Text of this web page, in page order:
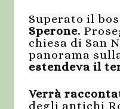
Superato il
Sperone.
chiesa di San
panorama
estendeva il
Verrà
degli antichi